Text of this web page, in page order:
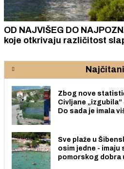
OD NAJVIŠEG DO
koje otkrivaju različitost
Zbog nove
Civljane
Do sada je imala
Sve plaže u
osim jedne -
pomorskog dobra